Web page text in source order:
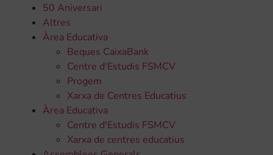
50 Aniversari
Altres
Àrea Educativa
Beques CaixaBank
Centre d'Estudis FSMCV
Progem
Xarxa de Centres Educatius
Àrea Educativa
Centre d'Estudis FSMCV
Xarxa de centres educatius